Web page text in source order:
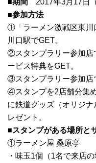
■期間 2017年3月17日
■参加方法
①「ラーメン激戦区東川
川口駅でGET。
②スタンプラリー参加店
ービス特典をGET。
③スタンプラリー参加店
④スタンプを2店舗分集
に鉄道グッズ（オリジ
レゼント。
■スタンプがある場所と
①ラーメン屋 桑原亭
・味玉1個（1名で来店の